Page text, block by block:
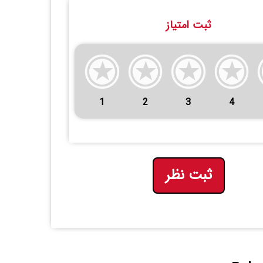
ثبت امتیاز
1 2 3 4
ثبت نظر